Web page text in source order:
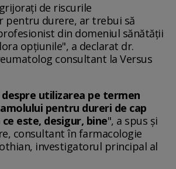
de riscurile
pentru durere, ar trebui să
din domeniul sănătății
opțiunile", a declarat dr.
consultant la Versus
utilizarea pe termen
pentru dureri de cap
este, desigur, bine", a spus și
consultant în farmacologie
investigatorul principal al